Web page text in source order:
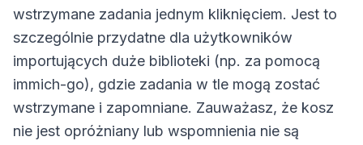
wstrzymane zadania jednym kliknięciem. Jest to
szczególnie przydatne dla użytkowników
importujących duże biblioteki (np. za pomocą
immich-go), gdzie zadania w tle mogą zostać
wstrzymane i zapomniane. Zauważasz, że kosz
nie jest opróżniany lub wspomnienia nie są